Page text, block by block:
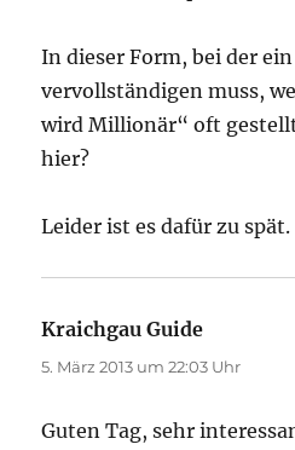
In dieser Form, bei der
vervollständigen muss,
wird Millionär“ oft
hier?
Leider ist es dafür zu spät.
Kraichgau Guide
5. März 2013 um 22:03 Uhr
Guten Tag, sehr